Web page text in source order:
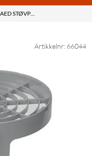
ROBOROCK AED STØVPOSEHOLDER
Artikkelnr: 66044